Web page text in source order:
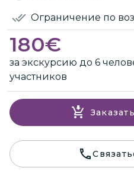
Ограничение по
180€
за экскурсию до 6
участников